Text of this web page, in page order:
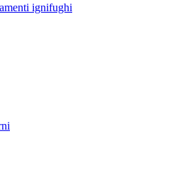
ignifughi